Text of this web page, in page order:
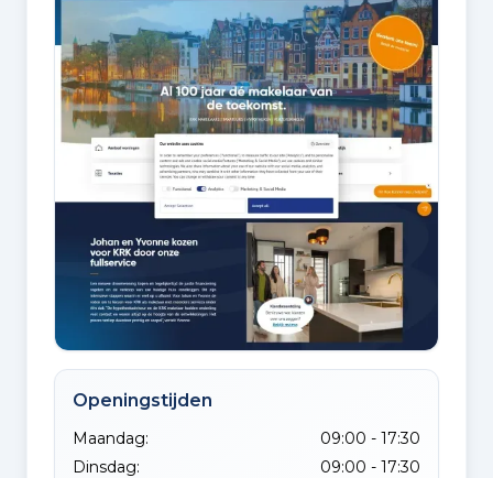
Openingstijden
Maandag:
09:00 - 17:30
Dinsdag:
09:00 - 17:30